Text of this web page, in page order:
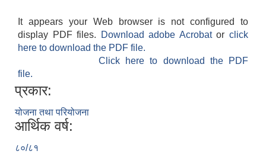
It appears your Web browser is not configured to
display PDF files.
Download adobe Acrobatorclick
here to download the PDF file.
Click here to download the PDF
file.
प्रकार:
योजना तथा परियोजना
आर्थिक वर्ष:
८०/८१